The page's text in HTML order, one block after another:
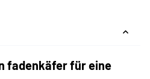
fadenkäfer für eine